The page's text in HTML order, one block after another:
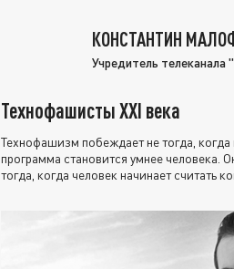
КОНСТАНТИН
Учредитель телеканала
Технофашисты XXI века
Технофашизм побеждает не тогда, когда
программа становится умнее человека.
тогда, когда человек начинает считать